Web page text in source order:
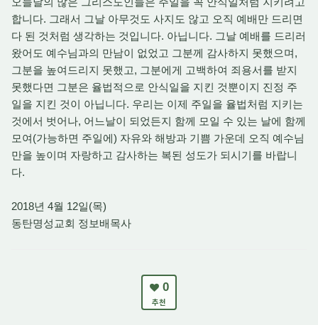
합니다. 그래서 그날 아무것도 사지도 않고 오직 예배만 드리면
다 된 것처럼 생각하는 것입니다. 아닙니다. 그날 예배를 드리러
왔어도 예수님과의 만남이 없었고 그분께 감사하지 못했으며,
그분을 높여드리지 못했고, 그분에게 고백하여 죄용서를 받지
못했다면 그분은 율법적으로 안식일을 지킨 것뿐이지 진정 주
일을 지킨 것이 아닙니다. 우리는 이제 주일을 율법처럼 지키는
것에서 벗어나, 어느날이 되었든지 함께 모일 수 있는 날에 함께
모여(가능하면 주일에) 자유와 해방과 기쁨 가운데 오직 예수님
만을 높이며 자랑하고 감사하는 복된 성도가 되시기를 바랍니
다.
2018년 4월 12일(목)
동탄명성교회 정보배목사
0
추천